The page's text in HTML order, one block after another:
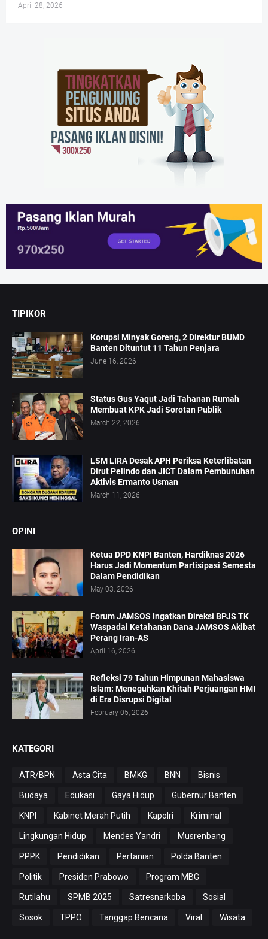
April 28, 2026
TIPIKOR
Korupsi Minyak Goreng, 2 Direktur BUMD
Banten Dituntut 11 Tahun Penjara
June 16, 2026
Status Gus Yaqut Jadi Tahanan Rumah
Membuat KPK Jadi Sorotan Publik
March 22, 2026
LSM LIRA Desak APH Periksa Keterlibatan
Dirut Pelindo dan JICT Dalam Pembunuhan
Aktivis Ermanto Usman
March 11, 2026
OPINI
Ketua DPD KNPI Banten, Hardiknas 2026
Harus Jadi Momentum Partisipasi Semesta
Dalam Pendidikan
May 03, 2026
Forum JAMSOS Ingatkan Direksi BPJS TK
Waspadai Ketahanan Dana JAMSOS Akibat
Perang Iran-AS
April 16, 2026
Refleksi 79 Tahun Himpunan Mahasiswa
Islam: Meneguhkan Khitah Perjuangan HMI
di Era Disrupsi Digital
February 05, 2026
KATEGORI
ATR/BPN Asta Cita BMKG BNN Bisnis
Budaya Edukasi Gaya Hidup Gubernur Banten
KNPI Kabinet Merah Putih Kapolri Kriminal
Lingkungan Hidup Mendes Yandri Musrenbang
PPPK Pendidikan Pertanian Polda Banten
Politik Presiden Prabowo Program MBG
Rutilahu SPMB 2025 Satresnarkoba Sosial
Sosok TPPO Tanggap Bencana Viral Wisata